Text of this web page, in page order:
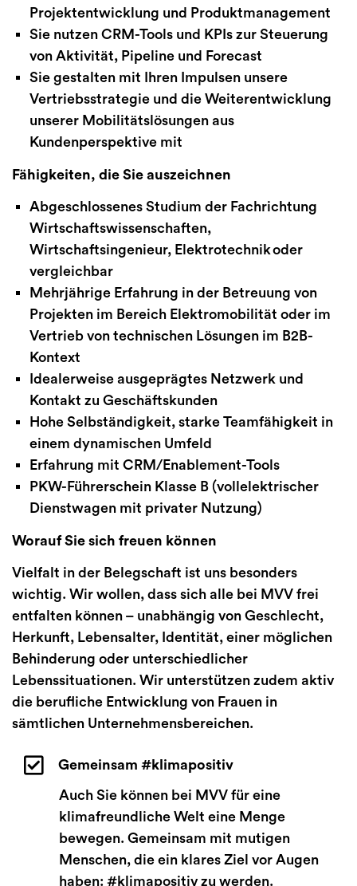
Projektentwicklung und Produktmanagement
Sie nutzen CRM-Tools und KPIs zur Steuerung
von Aktivität, Pipeline und Forecast
Sie gestalten mit Ihren Impulsen unsere
Vertriebsstrategie und die Weiterentwicklung
unserer Mobilitätslösungen aus
Kundenperspektive mit
Fähigkeiten, die Sie auszeichnen
Abgeschlossenes Studium der Fachrichtung
Wirtschaftswissenschaften,
Wirtschaftsingenieur, Elektrotechnik oder
vergleichbar
Mehrjährige Erfahrung in der Betreuung von
Projekten im Bereich Elektromobilität oder im
Vertrieb von technischen Lösungen im B2B-
Kontext
Idealerweise ausgeprägtes Netzwerk und
Kontakt zu Geschäftskunden
Hohe Selbständigkeit, starke Teamfähigkeit in
einem dynamischen Umfeld
Erfahrung mit CRM/Enablement-Tools
PKW-Führerschein Klasse B (vollelektrischer
Dienstwagen mit privater Nutzung)
Worauf Sie sich freuen können
Vielfalt in der Belegschaft ist uns besonders
wichtig. Wir wollen, dass sich alle bei MVV frei
entfalten können – unabhängig von Geschlecht,
Herkunft, Lebensalter, Identität, einer möglichen
Behinderung oder unterschiedlicher
Lebenssituationen. Wir unterstützen zudem aktiv
die berufliche Entwicklung von Frauen in
sämtlichen Unternehmensbereichen.
Gemeinsam #klimapositiv
Auch Sie können bei MVV für eine
klimafreundliche Welt eine Menge
bewegen. Gemeinsam mit mutigen
Menschen, die ein klares Ziel vor Augen
haben: #klimapositiv zu werden.